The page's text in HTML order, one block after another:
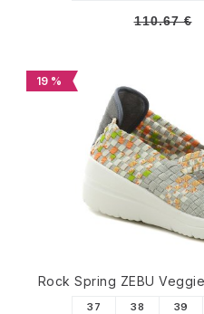
110.67 €
19 %
Rock Spring ZEBU
37 38 39